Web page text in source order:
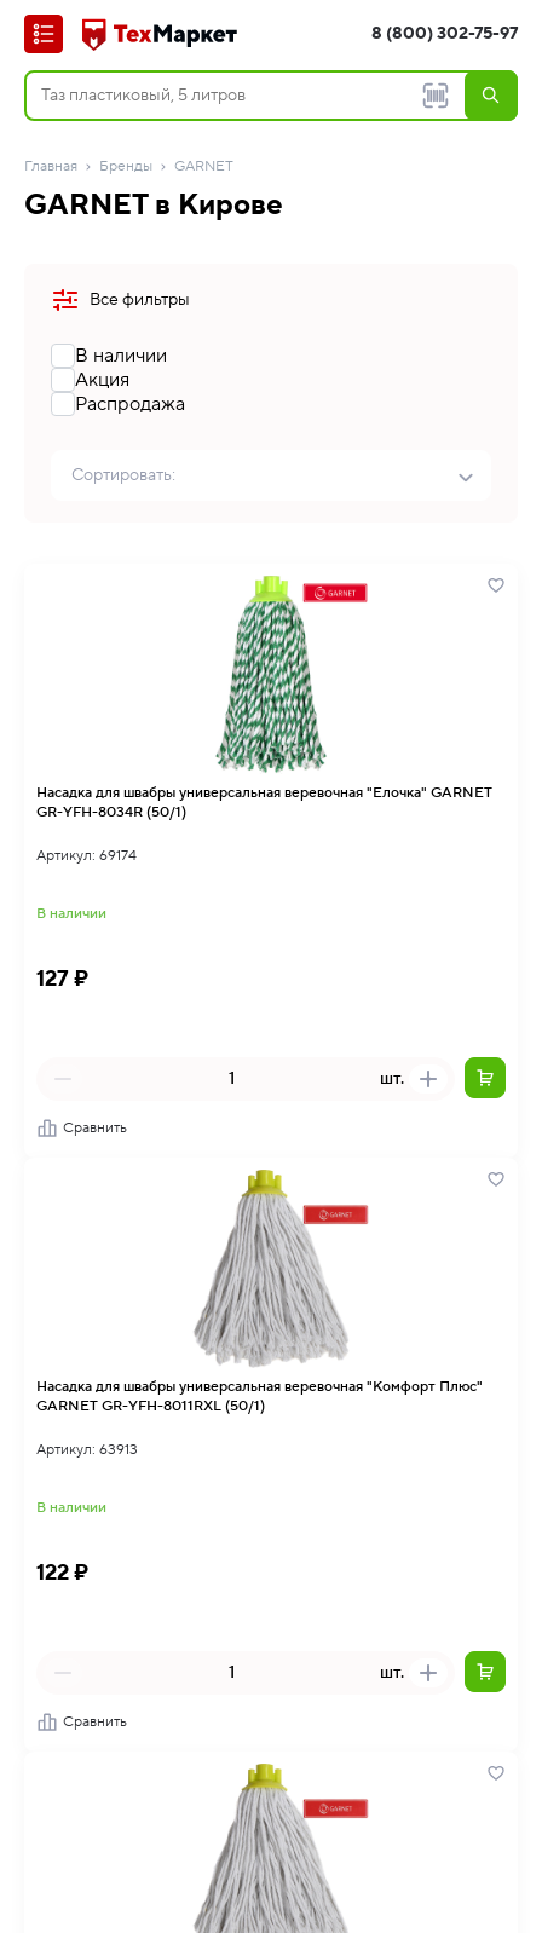
8 (800) 302-75-97
Главная Бренды GARNET
GARNET в Кирове
Все фильтры
В наличии
Акция
Распродажа
Сортировать:
Насадка для швабры универсальная веревочная "Елочка" GARNET
GR-YFH-8034R (50/1)
Артикул: 69174
В наличии
127 ₽
шт.
Сравнить
Насадка для швабры универсальная веревочная "Комфорт Плюс"
GARNET GR-YFH-8011RXL (50/1)
Артикул: 63913
В наличии
122 ₽
шт.
Сравнить